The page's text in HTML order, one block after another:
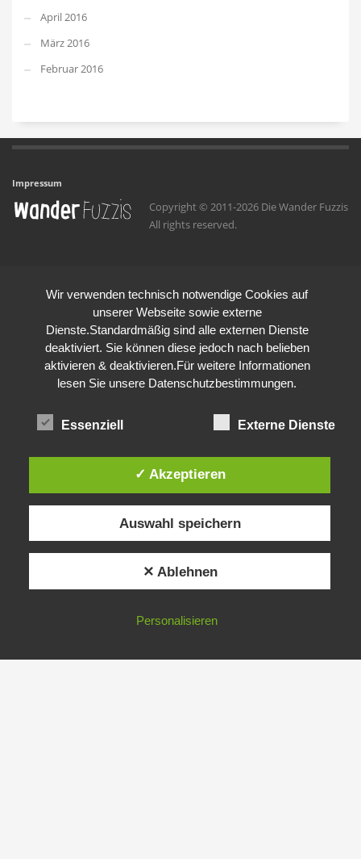
April 2016
März 2016
Februar 2016
Impressum
Copyright © 2011-2026 Die Wander Fuzzis
All rights reserved.
Wir verwenden technisch notwendige Cookies auf
unserer Webseite sowie externe
Dienste.Standardmäßig sind alle externen Dienste
deaktiviert. Sie können diese jedoch nach belieben
aktivieren & deaktivieren.Für weitere Informationen
lesen Sie unsere Datenschutzbestimmungen.
Essenziell Externe Dienste
✓ Akzeptieren
Auswahl speichern
✕ Ablehnen
Personalisieren